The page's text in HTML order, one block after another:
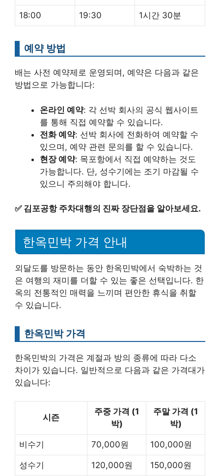
18:00 19:30 1시간 30분
예약 방법
배는 사전 예약제로 운영되며, 예약은 다음과 같은
방법으로 가능합니다:
온라인 예약: 각 선박 회사의 공식 웹사이트
를 통해 직접 예약할 수 있습니다.
전화 예약: 선박 회사에 전화하여 예약할 수
있으며, 예약 관련 문의를 할 수 있습니다.
현장 예약: 목포항에서 직접 예약하는 것도
가능합니다. 단, 성수기에는 조기 마감될 수
있으니 주의해야 합니다.
✅ 김포공항 주차대행의 진짜 장단점을 알아보세요.
한옥민박 가격 안내
외달도를 방문하는 동안 한옥민박에서 숙박하는 것
은 여행의 재미를 더할 수 있는 좋은 선택입니다. 한
옥의 전통적인 매력을 느끼며 편안한 휴식을 취할
수 있습니다.
한옥민박 가격
한옥민박의 가격은 계절과 방의 종류에 따라 다소
차이가 있습니다. 일반적으로 다음과 같은 가격대가
있습니다:
시즌
주중 가격 (1
박)
주말 가격 (1
박)
비수기 70,000원 100,000원
성수기 120,000원 150,000원